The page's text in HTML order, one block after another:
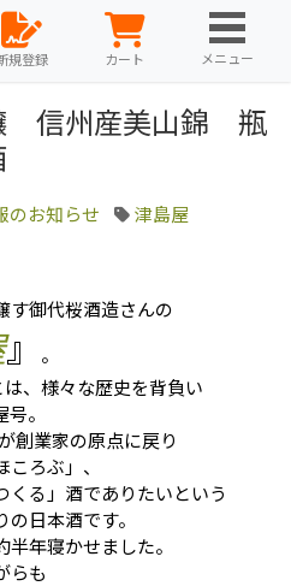
規登録 カート メニュー
信州産美山錦 瓶
のお知らせ 津島屋
す御代桜酒造さんの
』
。
、様々な歴史を背負い
。
創業家の原点に戻り
ころぶ」、
くる」酒でありたいという
日本酒です。
年寝かせました。
らも